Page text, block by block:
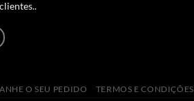
O SEU PEDIDO TERMOS E CONDIÇÕES